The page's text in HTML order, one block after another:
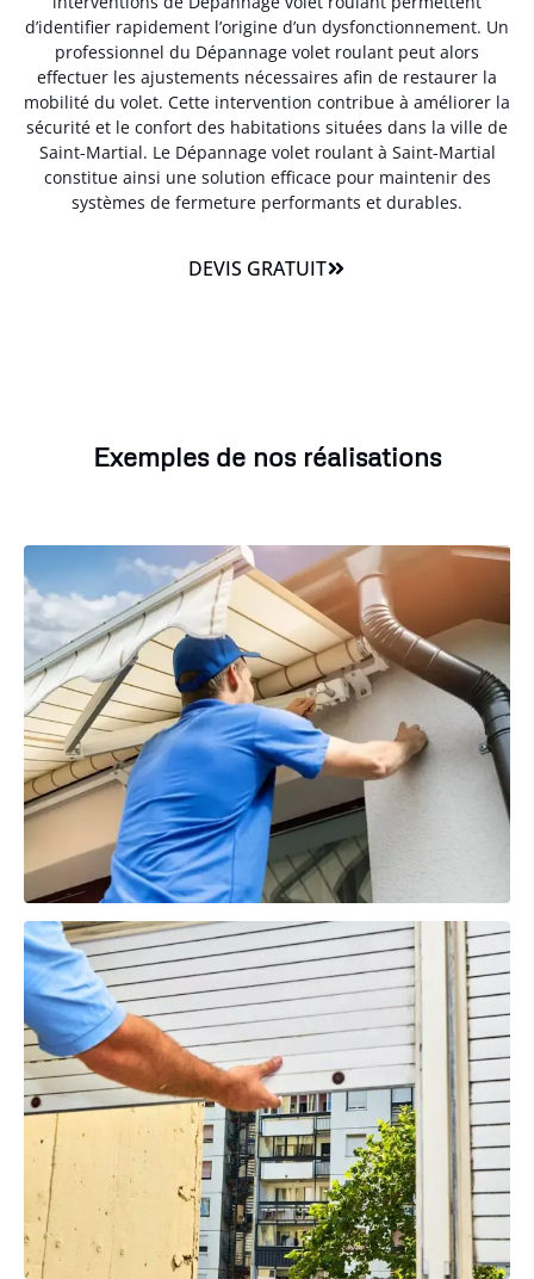
d’identifier rapidement l’origine d’un dysfonctionnement. Un
professionnel du Dépannage volet roulant peut alors
effectuer les ajustements nécessaires afin de restaurer la
mobilité du volet. Cette intervention contribue à améliorer la
sécurité et le confort des habitations situées dans la ville de
Saint-Martial. Le Dépannage volet roulant à Saint-Martial
constitue ainsi une solution efficace pour maintenir des
systèmes de fermeture performants et durables.
DEVIS GRATUIT
Exemples de nos réalisations